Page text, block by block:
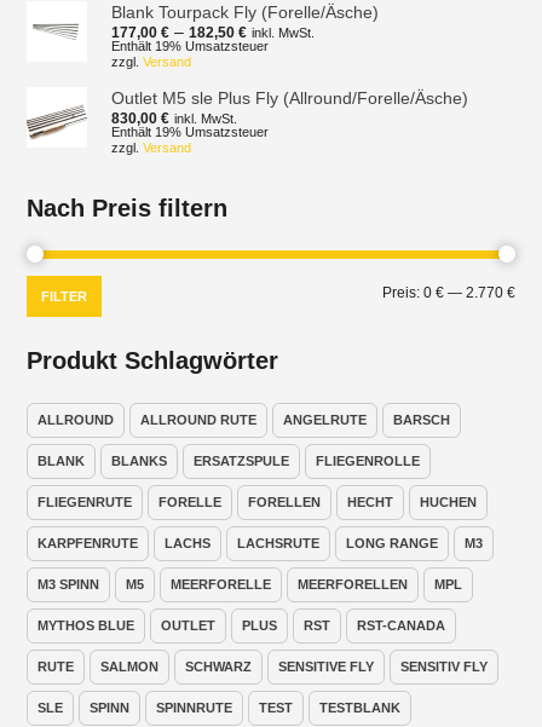
Blank Tourpack Fly (Forelle/Äsche)
177,00€ –182,50€Preisspanne:
177,00 €
inkl. MwSt.
Enthält 19% Umsatzsteuer
zzgl.Versand
Outlet M5 sle Plus Fly (Allround/Forelle/Äsche)
830,00€ inkl. MwSt.
Enthält 19% Umsatzsteuer
zzgl.Versand
Nach Preis filtern
Min.
FILTER Preis: 0 €— 2.770 €
Produkt Schlagwörter
ALLROUND ALLROUND RUTE ANGELRUTE BARSCH
BLANK BLANKS ERSATZSPULE FLIEGENROLLE
FLIEGENRUTE FORELLE FORELLEN HECHT HUCHEN
KARPFENRUTE LACHS LACHSRUTE LONG RANGE M3
M3 SPINN M5 MEERFORELLE MEERFORELLEN MPL
MYTHOS BLUE OUTLET PLUS RST RST-CANADA
RUTE SALMON SCHWARZ SENSITIVE FLY SENSITIV FLY
SLE SPINN SPINNRUTE TEST TESTBLANK